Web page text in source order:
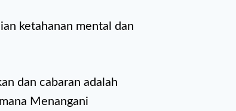
ketahanan mental dan
dan cabaran adalah
Menangani